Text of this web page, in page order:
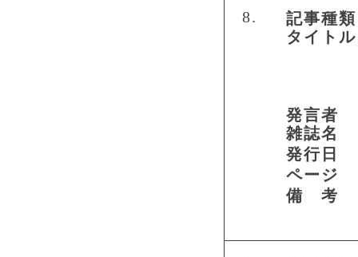
8.
記事種類
タイトル
発言者
雑誌名
発行日
ページ
備 考